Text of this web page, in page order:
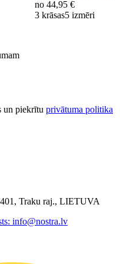
no 44,95 €
3 krāsas5 izmēri
un piekrītu privātuma politika
Traku raj., LIETUVA
info@nostra.lv